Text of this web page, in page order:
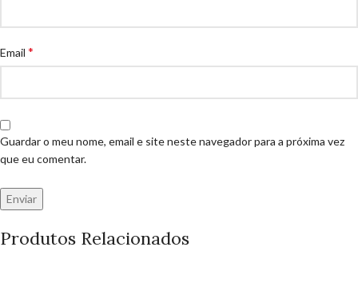
Email *
Guardar o meu nome, email e site neste navegador para a próxima vez
que eu comentar.
Produtos Relacionados